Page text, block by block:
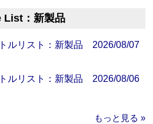
List：新製品
ルリスト：新製品 2026/08/07
ルリスト：新製品 2026/08/06
もっと見る »